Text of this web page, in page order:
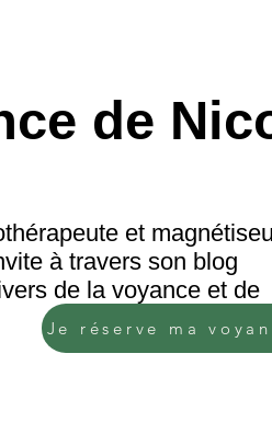
de
et
à travers son blog
de la voyance et de
Je réserve ma